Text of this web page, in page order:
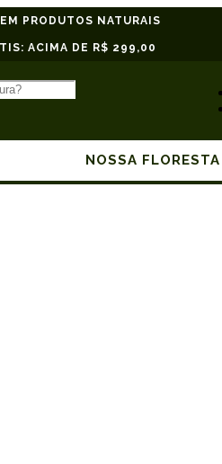
PRODUTOS NATURAIS
ACIMA DE R$ 299,00
NOSSA FLORESTA